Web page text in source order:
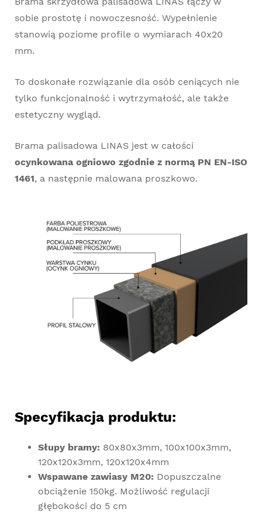
sobie prostotę i nowoczesność. Wypełnienie
stanowią poziome profile o wymiarach 40x20
mm.
To doskonałe rozwiązanie dla osób ceniących nie
tylko funkcjonalność i wytrzymałość, ale także
estetyczny wygląd.
Brama palisadowa LINAS jest w całości
ocynkowana ogniowo zgodnie z normą PN EN-ISO
1461, a następnie malowana proszkowo.
Specyfikacja produktu:
Słupy bramy: 80x80x3mm, 100x100x3mm,
120x120x3mm, 120x120x4mm
Wspawane zawiasy M20: Dopuszczalne
obciążenie 150kg. Możliwość regulacji
głębokości do 5 cm